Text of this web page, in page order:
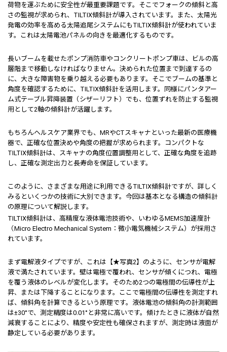
荷物を運ぶために安全性が最重要課題です。そこでフォークの傾斜と高
さの監視が求められ、TILTIX傾斜計が導入されています。また、太陽光
発電の効率を高める太陽追尾システムにもTILTIX傾斜計が使われていま
す。これは太陽電池パネルの向きを最適化するものです。
長いブームを載せたポンプ消防車やコンクリートポンプ車は、ビルの高
層階まで移動しなければなりません。決められた位置まで到達するの
に、大きな障害物を乗り越える必要もあります。そこでブームの基準と
角度を確認するために、TILTIX傾斜計を活用します。同様にパンタアー
ム式テーブル昇降装置（シザーリフト）でも、位置ずれを防止する監視
用として2軸の傾斜計が活躍します。
もちろんヘルスケア業界でも、MRやCTスキャナといった最新の医療機
器で、正確な位置決めや角度の把握が求められます。コンパクトな
TILTIX傾斜計は、スキャナの角度位置調整用として、正確な角度を追跡
し、正確な測定出力と長寿命を保証しています。
このように、さまざまな用途に利用できるTILTIX傾斜計ですが、詳しく
みるといくつかの技術に大別できます。今回は基本となる構造の傾斜計
の原理について解説します。
TILTIX傾斜計は、高精度な液体電池技術や、いわゆるMEMS加速度計
（Micro Electro Mechanical System：微小電気機械システム）が採用さ
れています。
まず電解液タイプですが、これは【★写真2】のように、センサが電解
液で満たされています。壁は電極で覆われ、センサが傾くにつれ、電極
を覆う液体のレベルが変化します。そのため2つの電極間の伝導性が上
昇、または下降することになります。ここで電極間の伝導性を測定すれ
ば、傾斜角を計算できるという原理です。液体電池の傾斜角の計測範囲
は±30°で、測定精度は0.01°と非常に高いです。傾けたときに液体が自然
減衰することにより、精度や安定性も確保されますが、測定時は液面が
静定している必要があります。